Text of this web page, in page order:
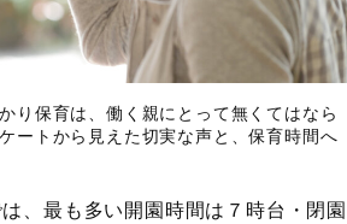
り保育は、働く親にとって無くてはなら
トから見えた切実な声と、保育時間へ
、最も多い開園時間は７時台・閉園